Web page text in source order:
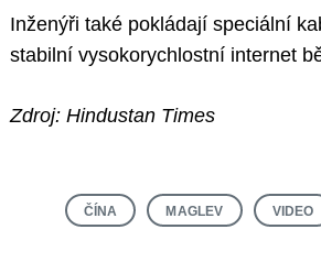
Inženýři také pokládají speciální
stabilní vysokorychlostní internet
Zdroj: Hindustan Times
ČÍNA MAGLEV VIDEO